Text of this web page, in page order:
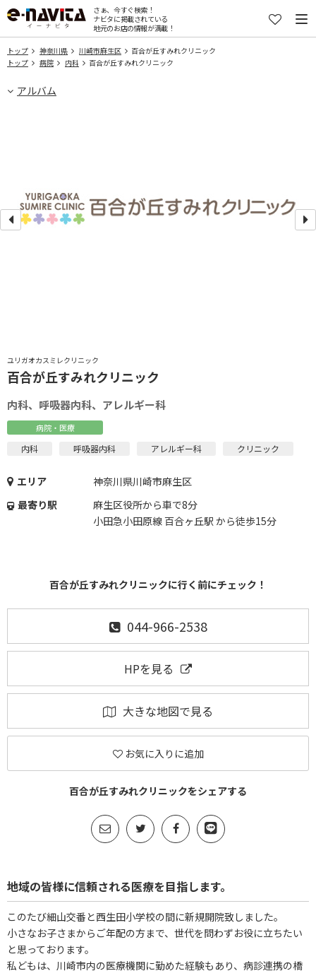
さぁ、今すぐ検索！
ナビタに掲載されている
地元のお店の情報が満載！
トップ 神奈川県 川崎市麻生区
百合が丘すみれクリニック
トップ
病院 内科 百合が丘すみれクリニック
アルバム
ユリガオカスミレクリニック
百合が丘すみれクリニック
内科、呼吸器内科、アレルギー科
病院・医療
内科 呼吸器内科 アレルギー科 クリニック
エリア
神奈川県川崎市麻生区
最寄り駅
麻生区役所から車で8分
小田急小田原線 百合ヶ丘駅 から徒歩15分
百合が丘すみれクリニックに行く前にチェック！
044-966-2538
HPを見る
大きな地図で見る
お気に入りに追加
百合が丘すみれクリニックをシェアする
地域の皆様に信頼される医療を目指します。
このたび細山交番と西生田小学校の間に新規開院致しました。
小さなお子さまからご年配の方まで、世代を問わずお役に立ちたい
と思っております。
私どもは、川崎市内の医療機関に勤めた経験もあり、病診連携の橋